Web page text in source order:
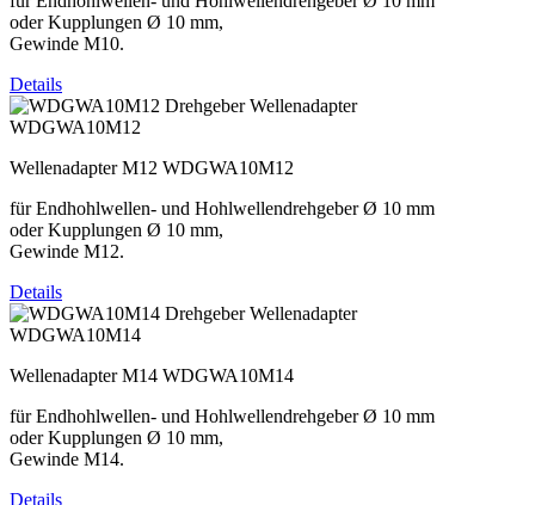
oder Kupplungen Ø 10 mm,
Gewinde M10.
Details
WDGWA10M12
Wellenadapter M12 WDGWA10M12
für Endhohlwellen- und Hohlwellendrehgeber Ø 10 mm
oder Kupplungen Ø 10 mm,
Gewinde M12.
Details
WDGWA10M14
Wellenadapter M14 WDGWA10M14
für Endhohlwellen- und Hohlwellendrehgeber Ø 10 mm
oder Kupplungen Ø 10 mm,
Gewinde M14.
Details